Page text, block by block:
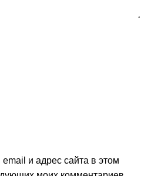
и адрес сайта в этом